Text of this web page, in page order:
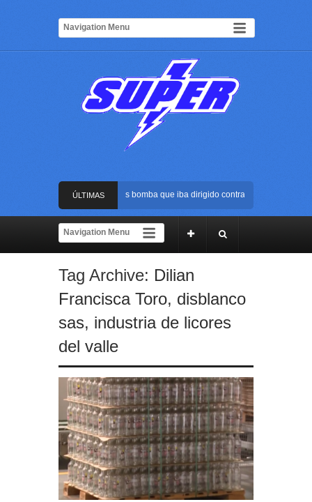
ÚLTIMAS
NOTICIAS
Frustran atentado con bus bomba que iba dirigido contra Cali durante la
La Arena USC será el escenario de la posesión presidencial de Abelardo
Rápida reacción policial evitó que presunto agresor escapara tras atacar a
Frustran atentado con bus bomba que iba dirigido contra Cali durante la
Tag Archive: Dilian
Francisca Toro, disblanco
sas, industria de licores
del valle